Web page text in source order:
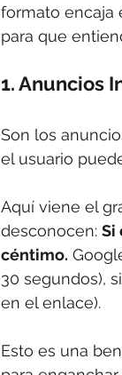
formato encaja
para que
1. Anuncios
Son los
el usuario
Aquí viene el
desconocen: Si
céntimo.
30 segundos),
en el enlace).
Esto es una